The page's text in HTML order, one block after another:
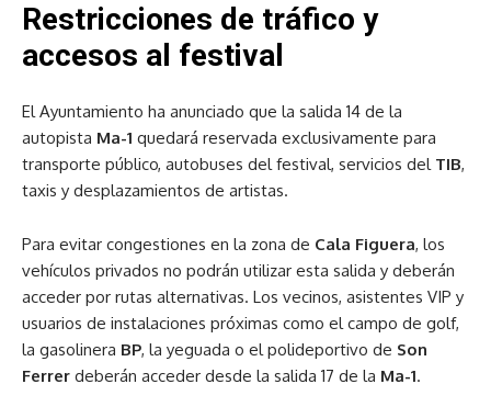
Restricciones de tráfico y
accesos al festival
El Ayuntamiento ha anunciado que la salida 14 de la
autopista Ma-1 quedará reservada exclusivamente para
transporte público, autobuses del festival, servicios del TIB,
taxis y desplazamientos de artistas.
Para evitar congestiones en la zona de Cala Figuera, los
vehículos privados no podrán utilizar esta salida y deberán
acceder por rutas alternativas. Los vecinos, asistentes VIP y
usuarios de instalaciones próximas como el campo de golf,
la gasolinera BP, la yeguada o el polideportivo de Son
Ferrer deberán acceder desde la salida 17 de la Ma-1.